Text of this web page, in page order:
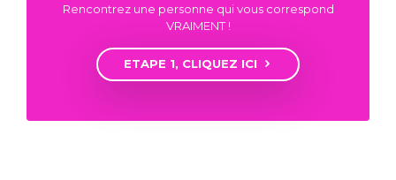
Rencontrez une personne qui vous correspond
VRAIMENT !
ETAPE 1, CLIQUEZ ICI